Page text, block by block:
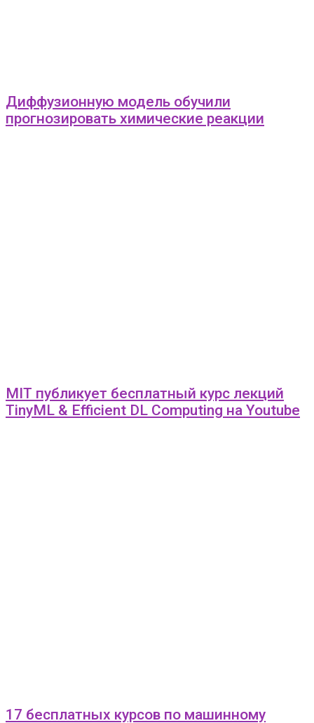
Диффузионную модель обучили
прогнозировать химические реакции
MIT публикует бесплатный курс лекций
TinyML & Efficient DL Computing на Youtube
17 бесплатных курсов по машинному